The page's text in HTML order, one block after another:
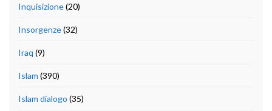
Inquisizione(20)
Insorgenze(32)
Iraq (9)
Islam (390)
Islam dialogo (35)